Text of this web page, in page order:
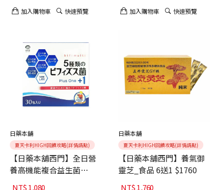
加入購物車 快速預覽 加入購物車 快速預覽
日藥本舖
夏天卡利HIGH回饋攻略(詳情請點)
【日藥本舖西門】全日營
養高機能複合益生菌
1.5gx30P $1080
NT$1,080
日藥本舖
夏天卡利HIGH回饋攻略(詳情請點)
【日藥本舖西門】養氣御
靈芝_食品 6送1 $1760
NT$1,760